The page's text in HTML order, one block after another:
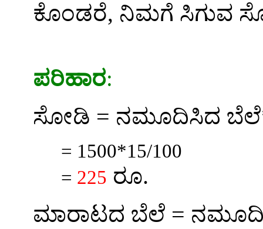
ಕೊಂಡರೆ, ನಿಮಗೆ ಸಿಗುವ
ಪರಿಹಾರ:
ಸೋಡಿ = ನಮೂದಿಸಿದ
= 1500*15/100
= 225 ರೂ.
ಮಾರಾಟದ ಬೆಲೆ =